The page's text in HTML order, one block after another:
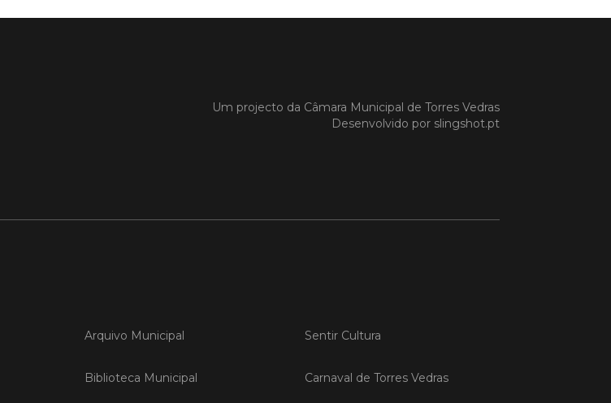
7 de julho, numa cerimónia realizada no
A Semana INOV-E – Empreender em Torres
Um projecto da Câmara Municipal de Torres Vedras
Desenvolvido por slingshot.pt
Arquivo Municipal
Biblioteca Municipal
Sentir Cultura
Carnaval de Torres Vedras